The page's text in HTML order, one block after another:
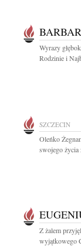
Wyrazy
Rodzinie i
SZCZECIN
Oleńko
swojego życia
Z żalem
wyjątkowego